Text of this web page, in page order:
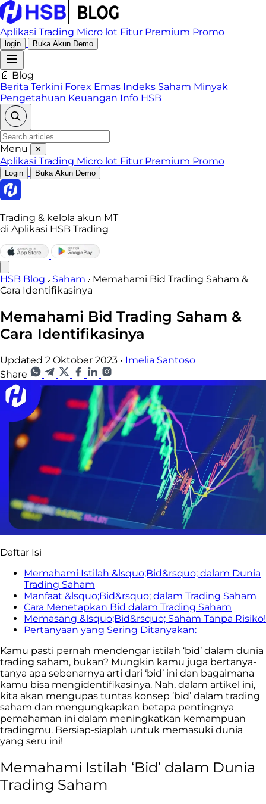
Aplikasi Trading Micro lot Fitur Premium Promo
login Buka Akun Demo
📄 Blog
Berita Terkini Forex Emas Indeks Saham Minyak
Pengetahuan Keuangan Info HSB
Menu ✕
Aplikasi Trading Micro lot Fitur Premium Promo
Login Buka Akun Demo
Trading & kelola akun MT
di Aplikasi HSB Trading
HSB Blog Saham
Memahami Bid Trading Saham &
Cara Identifikasinya
Memahami Bid Trading Saham &
Cara Identifikasinya
Updated 2 Oktober 2023 • Imelia Santoso
Share
Daftar Isi
Memahami Istilah &lsquo;Bid&rsquo; dalam Dunia
Trading Saham
Manfaat &lsquo;Bid&rsquo; dalam Trading Saham
Cara Menetapkan Bid dalam Trading Saham
Memasang &lsquo;Bid&rsquo; Saham Tanpa Risiko!
Pertanyaan yang Sering Ditanyakan:
Kamu pasti pernah mendengar istilah ‘bid’ dalam dunia
trading saham, bukan? Mungkin kamu juga bertanya-
tanya apa sebenarnya arti dari ‘bid’ ini dan bagaimana
kamu bisa mengidentifikasinya. Nah, dalam artikel ini,
kita akan mengupas tuntas konsep ‘bid’ dalam trading
saham dan mengungkapkan betapa pentingnya
pemahaman ini dalam meningkatkan kemampuan
tradingmu. Bersiap-siaplah untuk memasuki dunia
yang seru ini!
Memahami Istilah ‘Bid’ dalam Dunia
Trading Saham